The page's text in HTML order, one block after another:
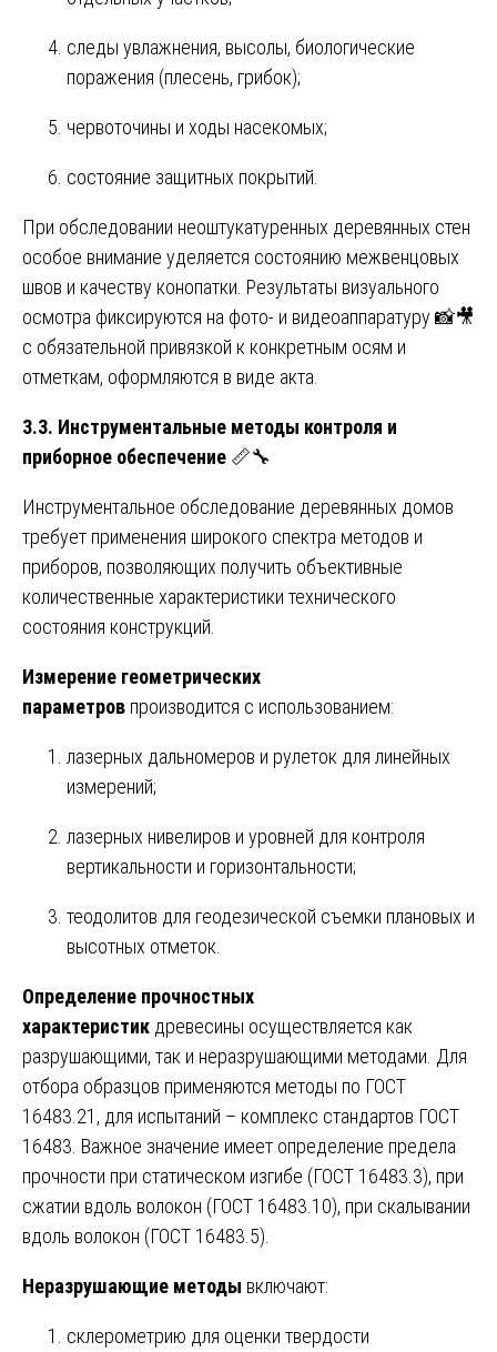
следы увлажнения, высолы, биологические
поражения (плесень, грибок);
червоточины и ходы насекомых;
состояние защитных покрытий.
При обследовании неоштукатуренных деревянных стен
особое внимание уделяется состоянию межвенцовых
швов и качеству конопатки. Результаты визуального
осмотра фиксируются на фото- и видеоаппаратуру 📸🎥
с обязательной привязкой к конкретным осям и
отметкам, оформляются в виде акта.
3.3. Инструментальные методы контроля и
приборное обеспечение 📏🔧
Инструментальное обследование деревянных домов
требует применения широкого спектра методов и
приборов, позволяющих получить объективные
количественные характеристики технического
состояния конструкций.
Измерение геометрических
параметров производится с использованием:
лазерных дальномеров и рулеток для линейных
измерений;
лазерных нивелиров и уровней для контроля
вертикальности и горизонтальности;
теодолитов для геодезической съемки плановых и
высотных отметок.
Определение прочностных
характеристик древесины осуществляется как
разрушающими, так и неразрушающими методами. Для
отбора образцов применяются методы по ГОСТ
16483.21, для испытаний – комплекс стандартов ГОСТ
16483. Важное значение имеет определение предела
прочности при статическом изгибе (ГОСТ 16483.3), при
сжатии вдоль волокон (ГОСТ 16483.10), при скалывании
вдоль волокон (ГОСТ 16483.5).
Неразрушающие методы включают:
склерометрию для оценки твердости